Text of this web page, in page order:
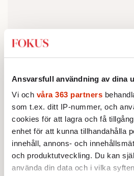
Ansvarsfull användning av dina
Vi och våra 363 partners
som t.ex. ditt IP-nummer, och
cookies för att lagra och få
enhet för att kunna tillhandahålla
innehåll, annons- och
och produktutveckling. Du kan
använda din data och i vilka
Jag tror faktiskt att det är
fokus på kaos, kollaps och
masochistisk omställning
enbart står i blickfånget
klimatrörelserna. Många
kan rabbla siffror och
skräckscenarier mycket
John Denver vill jag
tala förnågot, men för